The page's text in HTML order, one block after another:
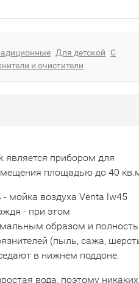
Для детской
С
и очистители
является прибором для
площадью до 40
мойка воздуха Venta lw45
- при этом
образом и
(пыль, сажа,
в нижнем поддоне.
вода, поэтому никаких